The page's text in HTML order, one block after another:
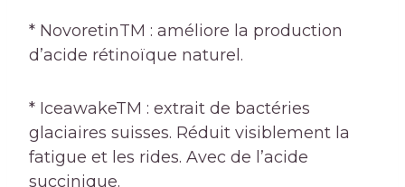
* NovoretinTM : améliore la production
d’acide rétinoïque naturel.
* IceawakeTM : extrait de bactéries
glaciaires suisses. Réduit visiblement la
fatigue et les rides. Avec de l’acide
succinique.